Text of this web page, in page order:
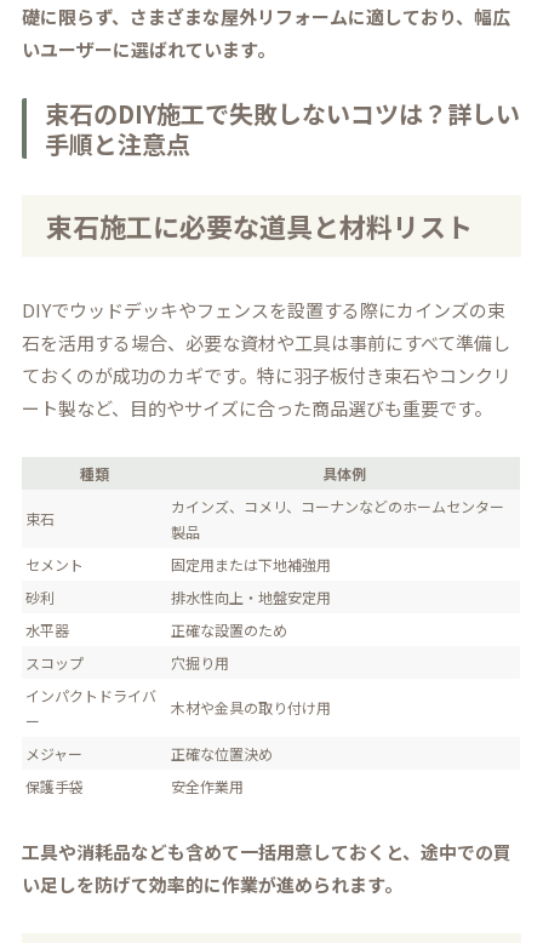
礎に限らず、さまざまな屋外リフォームに適しており、幅広
いユーザーに選ばれています。
束石のDIY施工で失敗しないコツは？詳しい
手順と注意点
束石施工に必要な道具と材料リスト
DIYでウッドデッキやフェンスを設置する際にカインズの束
石を活用する場合、必要な資材や工具は事前にすべて準備し
ておくのが成功のカギです。特に羽子板付き束石やコンクリ
ート製など、目的やサイズに合った商品選びも重要です。
種類 具体例
束石
カインズ、コメリ、コーナンなどのホームセンター
製品
セメント
固定用または下地補強用
砂利
排水性向上・地盤安定用
水平器
正確な設置のため
スコップ
穴掘り用
インパクトドライバ
ー
木材や金具の取り付け用
メジャー
正確な位置決め
保護手袋
安全作業用
工具や消耗品なども含めて一括用意しておくと、途中での買
い足しを防げて効率的に作業が進められます。